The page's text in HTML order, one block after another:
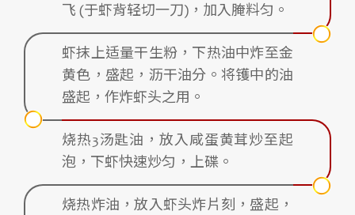
飞 (于虾背轻切一刀)，加入腌料匀。
虾抹上适量干生粉，下热油中炸至金
黄色，盛起，沥干油分。将镬中的油
盛起，作炸虾头之用。
烧热3汤匙油，放入咸蛋黄茸炒至起
泡，下虾快速炒匀，上碟。
烧热炸油，放入虾头炸片刻，盛起，